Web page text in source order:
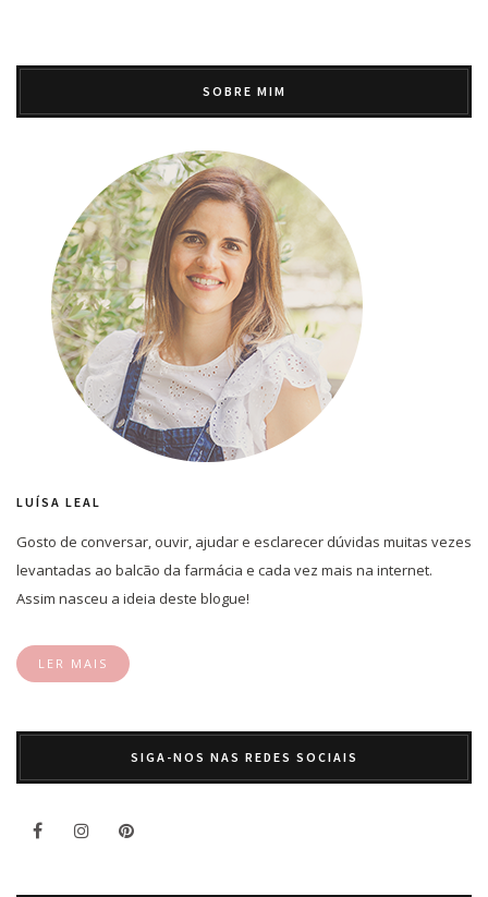
SOBRE MIM
LUÍSA LEAL
Gosto de conversar, ouvir, ajudar e esclarecer dúvidas muitas vezes
levantadas ao balcão da farmácia e cada vez mais na internet.
Assim nasceu a ideia deste blogue!
LER MAIS
SIGA-NOS NAS REDES SOCIAIS